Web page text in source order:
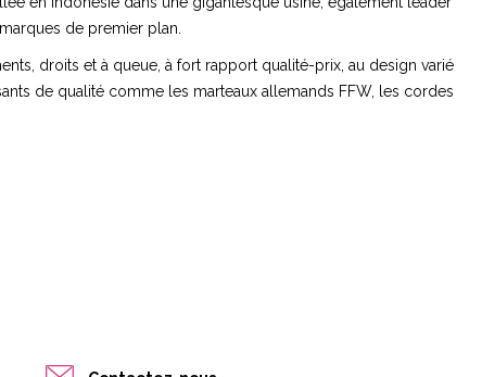
de premier plan.
droits et à queue, à fort rapport qualité-prix, au design varié
de qualité comme les marteaux allemands FFW, les cordes